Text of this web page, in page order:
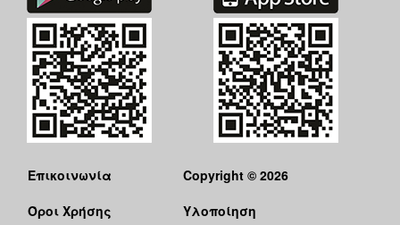
ΑΝΘΕΚΤΙΚΗ
ΠΟΛΗ
Επικοινωνία
Όροι Χρήσης
Copyright © 2026
Υλοποίηση